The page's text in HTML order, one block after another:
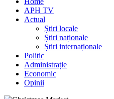
APH TV
Actual
Știri locale
Știri naționale
Știri internaționale
Politic
Administrație
Economic
Opinii